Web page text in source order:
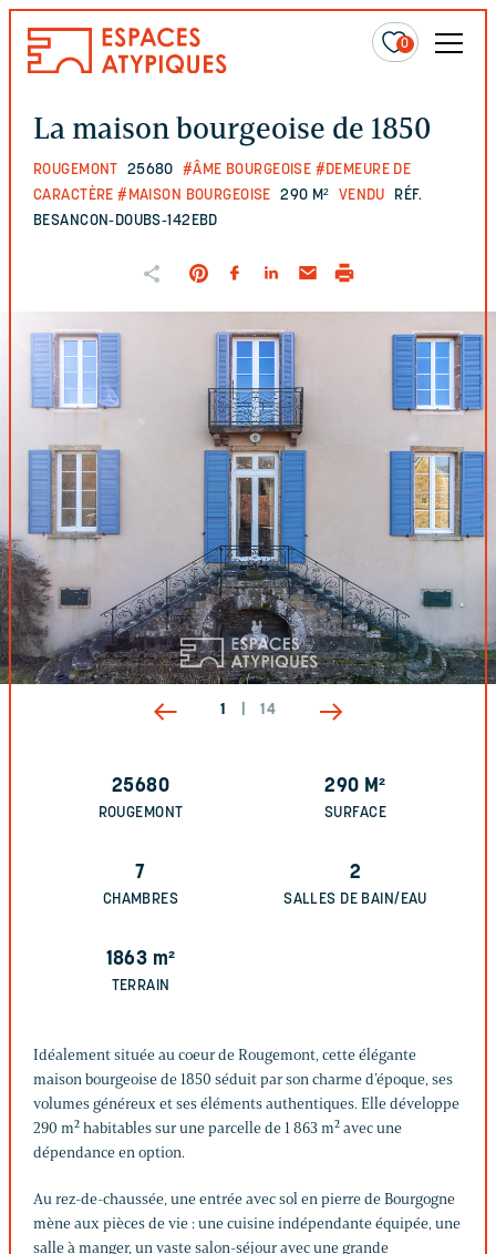
0
La maison bourgeoise de 1850
ROUGEMONT 25680 #ÂME BOURGEOISE #DEMEURE DE
CARACTÈRE #MAISON BOURGEOISE 290 M² VENDU
RÉF.
BESANCON-DOUBS-142EBD
1 14
25680
ROUGEMONT
290 M²
SURFACE
7
CHAMBRES
2
SALLES DE BAIN/EAU
1863 m²
TERRAIN
Idéalement située au coeur de Rougemont, cette élégante
maison bourgeoise de 1850 séduit par son charme d’époque, ses
volumes généreux et ses éléments authentiques. Elle développe
290 m² habitables sur une parcelle de 1 863 m² avec une
dépendance en option.
Au rez-de-chaussée, une entrée avec sol en pierre de Bourgogne
mène aux pièces de vie : une cuisine indépendante équipée, une
salle à manger, un vaste salon-séjour avec une grande